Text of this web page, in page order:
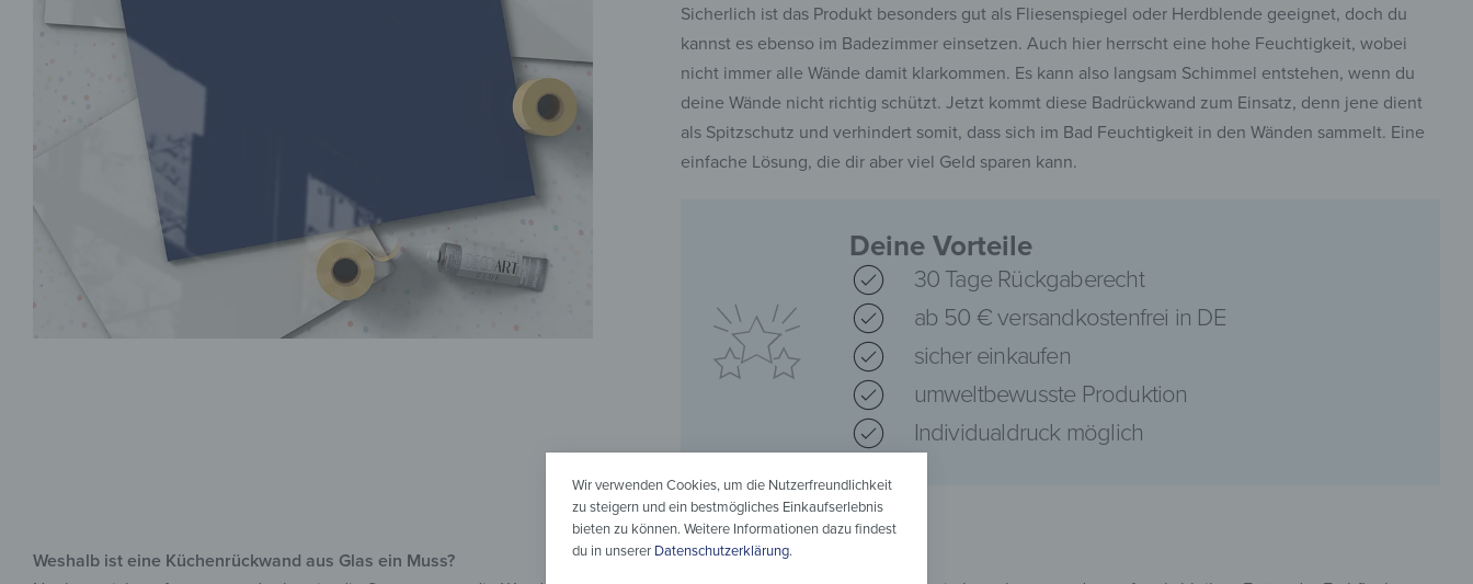
Sicherlich ist das Produkt besonders gut als Fliesenspiegel oder Herdblende geeignet, doch du
kannst es ebenso im Badezimmer einsetzen. Auch hier herrscht eine hohe Feuchtigkeit, wobei
nicht immer alle Wände damit klarkommen. Es kann also langsam Schimmel entstehen, wenn du
deine Wände nicht richtig schützt. Jetzt kommt diese Badrückwand zum Einsatz, denn jene dient
als Spitzschutz und verhindert somit, dass sich im Bad Feuchtigkeit in den Wänden sammelt. Eine
einfache Lösung, die dir aber viel Geld sparen kann.
Deine Vorteile
30 Tage Rückgaberecht
ab 50 € versandkostenfrei in DE
sicher einkaufen
umweltbewusste Produktion
Individualdruck möglich
Weshalb ist eine Küchenrückwand aus Glas ein Muss?
facebook
Wir verwenden Cookies, um die Nutzerfreundlichkeit
zu steigern und ein bestmögliches Einkaufserlebnis
bieten zu können. Weitere Informationen dazu findest
du in unserer Datenschutzerklärung.